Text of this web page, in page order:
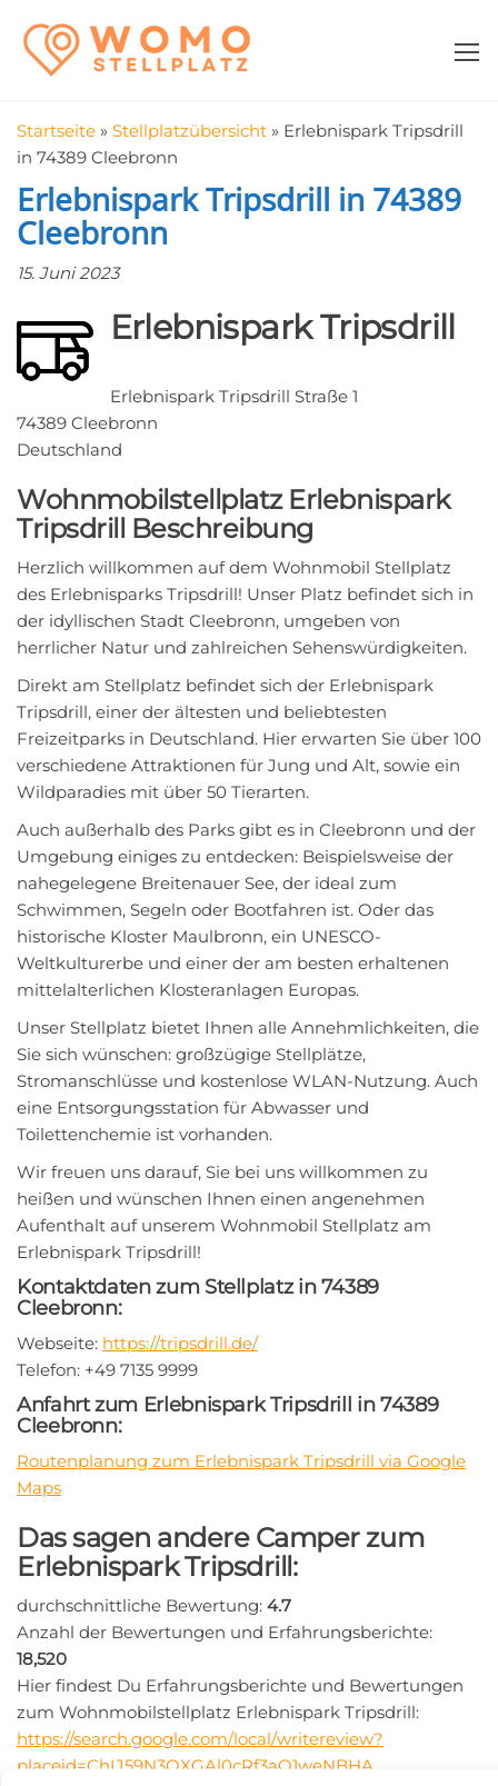
Inhalt
springen
in der Nähe
Startseite » Stellplatzübersicht » Erlebnispark Tripsdrill
in 74389 Cleebronn
Erlebnispark Tripsdrill in 74389
Cleebronn
15. Juni 2023
Erlebnispark Tripsdrill
Erlebnispark Tripsdrill Straße 1
74389 Cleebronn
Deutschland
Wohnmobilstellplatz Erlebnispark
Tripsdrill Beschreibung
Herzlich willkommen auf dem Wohnmobil Stellplatz
des Erlebnisparks Tripsdrill! Unser Platz befindet sich in
der idyllischen Stadt Cleebronn, umgeben von
herrlicher Natur und zahlreichen Sehenswürdigkeiten.
Direkt am Stellplatz befindet sich der Erlebnispark
Tripsdrill, einer der ältesten und beliebtesten
Freizeitparks in Deutschland. Hier erwarten Sie über 100
verschiedene Attraktionen für Jung und Alt, sowie ein
Wildparadies mit über 50 Tierarten.
Auch außerhalb des Parks gibt es in Cleebronn und der
Umgebung einiges zu entdecken: Beispielsweise der
nahegelegene Breitenauer See, der ideal zum
Schwimmen, Segeln oder Bootfahren ist. Oder das
historische Kloster Maulbronn, ein UNESCO-
Weltkulturerbe und einer der am besten erhaltenen
mittelalterlichen Klosteranlagen Europas.
Unser Stellplatz bietet Ihnen alle Annehmlichkeiten, die
Sie sich wünschen: großzügige Stellplätze,
Stromanschlüsse und kostenlose WLAN-Nutzung. Auch
eine Entsorgungsstation für Abwasser und
Toilettenchemie ist vorhanden.
Wir freuen uns darauf, Sie bei uns willkommen zu
heißen und wünschen Ihnen einen angenehmen
Aufenthalt auf unserem Wohnmobil Stellplatz am
Erlebnispark Tripsdrill!
Kontaktdaten zum Stellplatz in 74389
Cleebronn:
Webseite: https://tripsdrill.de/
Telefon: +49 7135 9999
Anfahrt zum Erlebnispark Tripsdrill in 74389
Cleebronn:
Routenplanung zum Erlebnispark Tripsdrill via Google
Maps
Das sagen andere Camper zum
Erlebnispark Tripsdrill:
durchschnittliche Bewertung: 4.7
Anzahl der Bewertungen und Erfahrungsberichte:
18,520
Hier findest Du Erfahrungsberichte und Bewertungen
zum Wohnmobilstellplatz Erlebnispark Tripsdrill:
https://search.google.com/local/writereview?
placeid=ChIJ59N3QXGAl0cRf3aO1weNBHA